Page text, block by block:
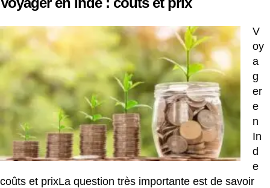
V
oy
a
g
er
e
n
In
d
e
coûts et prixLa question très importante est de savoir